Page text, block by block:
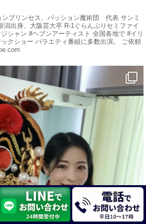
がりたい
5 X
遣 パッションプリンセス【公式】
· 4 8月
ました
和歌山旅 白浜町・三段壁洞窟」
疲れ様を言い合う
と繋がりたい
ンプリンセス、パッション魔術団 代表 サンミ
潟出身、大阪芸大卒 R-1ぐらんぷりセミファイ
シャン #ヘブンアーティスト 全国各地で #イリ
クショー バラエティ番組に多数出演。 ご依頼